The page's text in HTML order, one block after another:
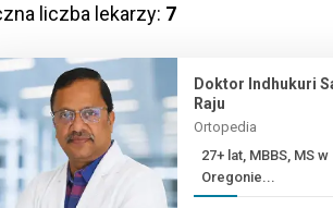
liczba lekarzy: 7
Doktor Indhukuri
Raju
Ortopedia
27+ lat, MBBS, MS w
Oregonie...